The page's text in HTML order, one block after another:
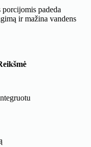
porcijomis padeda
ir mažina vandens